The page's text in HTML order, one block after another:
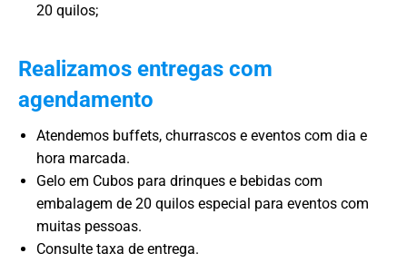
20 quilos;
Realizamos entregas com
agendamento
Atendemos buffets, churrascos e eventos com dia e
hora marcada.
Gelo em Cubos para drinques e bebidas com
embalagem de 20 quilos especial para eventos com
muitas pessoas.
Consulte taxa de entrega.